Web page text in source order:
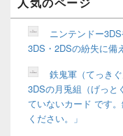
ウ
ニンテンドー
3DS・2DSの紛失に備
鉄鬼軍（てっき
3DSの月兎組（げっと
ていないカード です
ください。」